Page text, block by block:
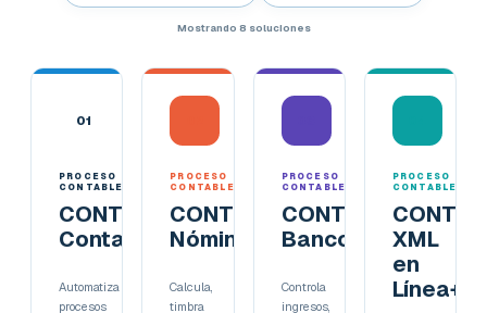
Mostrando 8 soluciones
01
PROCESO
CONTABLE
CONTPAQi®
Contabilidad
Automatiza
procesos
PROCESO
CONTABLE
CONTPAQi®
Nóminas
Calcula,
timbra
PROCESO
CONTABLE
CONTPAQi®
Bancos
Controla
ingresos,
PROCESO
CONTABLE
XML
en
Línea+